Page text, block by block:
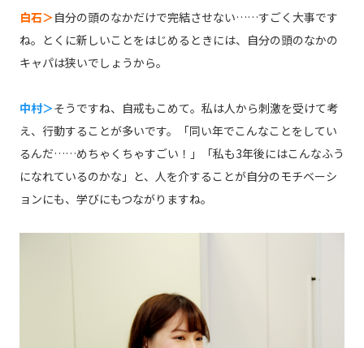
白石＞自分の頭のなかだけで完結させない……すごく大事です
ね。とくに新しいことをはじめるときには、自分の頭のなかの
キャパは狭いでしょうから。
中村＞そうですね、自戒もこめて。私は人から刺激を受けて考
え、行動することが多いです。「同い年でこんなことをしてい
るんだ……めちゃくちゃすごい！」「私も3年後にはこんなふう
になれているのかな」と、人を介することが自分のモチベーシ
ョンにも、学びにもつながりますね。